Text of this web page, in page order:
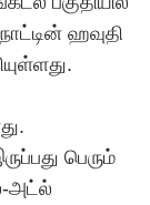
ஹவுதி
பெரும்
அட்ல்